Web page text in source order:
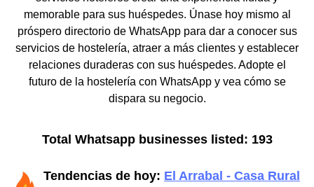
memorable para sus huéspedes. Únase hoy mismo al
próspero directorio de WhatsApp para dar a conocer sus
servicios de hostelería, atraer a más clientes y establecer
relaciones duraderas con sus huéspedes. Adopte el
futuro de la hostelería con WhatsApp y vea cómo se
dispara su negocio.
Total Whatsapp businesses listed: 193
Tendencias de hoy: El Arrabal - Casa Rural